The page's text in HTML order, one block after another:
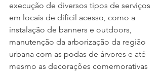
execução de diversos tipos de serviços
em locais de difícil acesso, como a
instalação de banners e outdoors,
manutenção da arborização da região
urbana com as podas de árvores e até
mesmo as decorações comemorativas